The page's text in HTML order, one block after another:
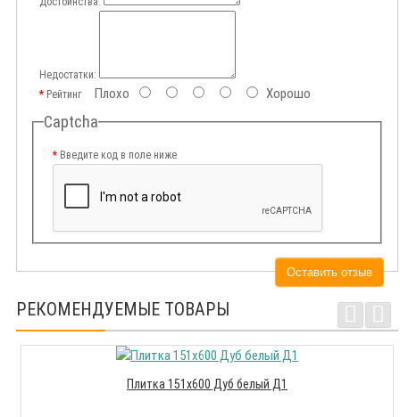
Недостатки:
РейтингПлохо Хорошо
Captcha
Введите код в поле ниже
Оставить отзыв
РЕКОМЕНДУЕМЫЕ ТОВАРЫ
Плитка 151х600 Дуб белый Д1